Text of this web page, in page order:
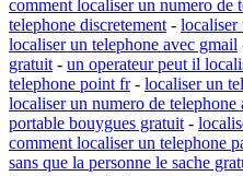
comment localiser un numero de
telephone discretement - localiser
localiser un telephone avec gmail
gratuit - un operateur peut il
telephone point fr- localiser un
localiser un numero de telephone
portable bouygues gratuit -
comment localiser un telephone
sans que la personne le sache